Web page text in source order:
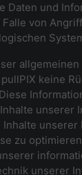
Daten und
von
allgemeinen
keine
unserer
Inhalte
zu
unserer